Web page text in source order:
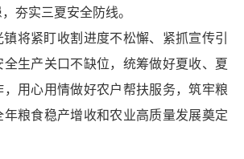
夯实三夏安全防线。
紧盯收割进度不松懈、紧抓宣传引
生产关口不缺位，统筹做好夏收、夏
用心用情做好农户帮扶服务，筑牢粮
粮食稳产增收和农业高质量发展奠定